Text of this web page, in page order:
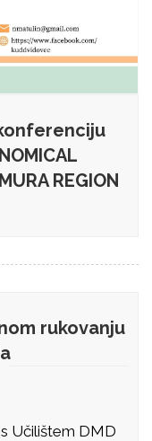
REGION
rukovanju
Učilištem DMD